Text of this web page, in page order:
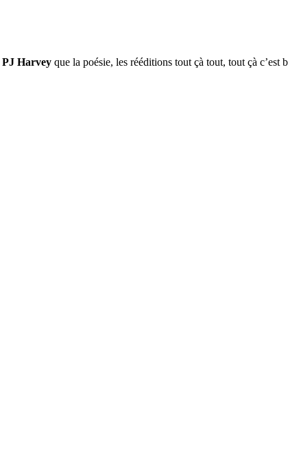
PJ Harvey que la poésie, les rééditions tout çà tout, tout çà